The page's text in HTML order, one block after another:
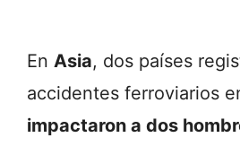
En Asia, dos países
accidentes ferroviarios
impactaron a dos